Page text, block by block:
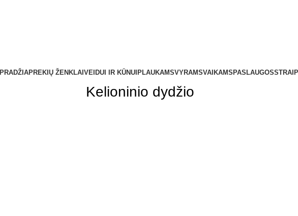
PRADŽIAPREKIŲ ŽENKLAI VEIDUI IR KŪNUI PLAUKAMSVYRAMSVAIKAMS PASLAUGOS
Kelioninio dydžio